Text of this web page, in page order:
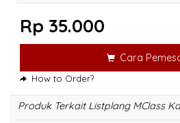
Rp 35.000
Cara
How to Order?
Produk Terkait Listplang MClass